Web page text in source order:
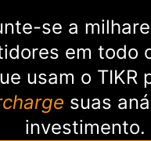
se a
em todo
usam o TIKR
suas
investimento.